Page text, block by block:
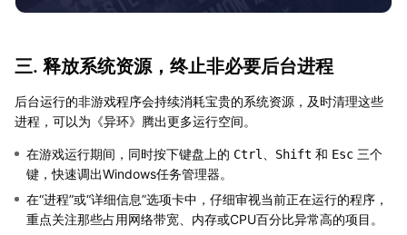
三. 释放系统资源，终止非必要后台进程
后台运行的非游戏程序会持续消耗宝贵的系统资源，及时清理这些
进程，可以为《异环》腾出更多运行空间。
在游戏运行期间，同时按下键盘上的 Ctrl Shift 和 Esc 三个
键，快速调出Windows任务管理器。
在“进程”或“详细信息”选项卡中，仔细审视当前正在运行的程序，
重点关注那些占用网络带宽、内存或CPU百分比异常高的项目。